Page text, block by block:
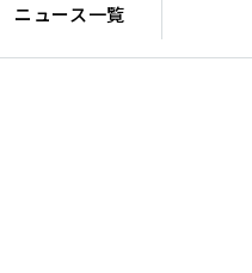
ニュース一覧